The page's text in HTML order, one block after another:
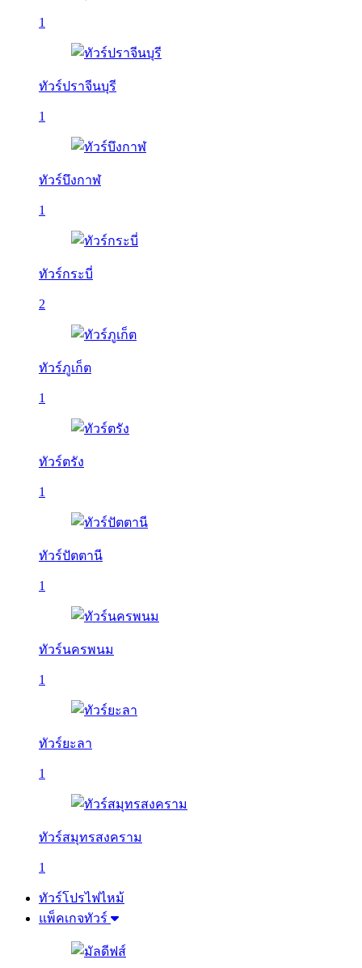
1
ทัวร์ปราจีนบุรี
1
ทัวร์บึงกาฬ
1
ทัวร์กระบี่
2
ทัวร์ภูเก็ต
1
ทัวร์ตรัง
1
ทัวร์ปัตตานี
1
ทัวร์นครพนม
1
ทัวร์ยะลา
1
ทัวร์สมุทรสงคราม
1
ทัวร์โปรไฟไหม้
แพ็คเกจทัวร์